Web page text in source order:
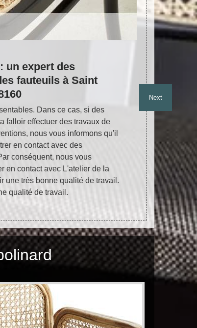
un expert des
fauteuils à Saint
Dans ce cas, si des
falloir effectuer des travaux de
nous vous informons qu'il
en contact avec des
conséquent, nous vous
en contact avec L'atelier de la
une très bonne qualité de travail.
qualité de travail.
et ses
Un grand
solliciter un
informons
Next